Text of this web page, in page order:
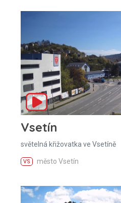
Vsetín
světelná křižovatka ve Vsetíně
VS město Vsetín